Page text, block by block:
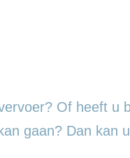
Of heeft
gaan? Dan kan